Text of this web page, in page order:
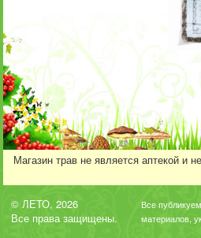
Магазин трав не является аптекой и
© ЛЕТО, 2026
Все права защищены.
Все
материалов,